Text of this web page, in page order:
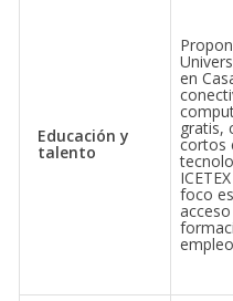
Educación y
talento
en
gratis,
cortos
foco